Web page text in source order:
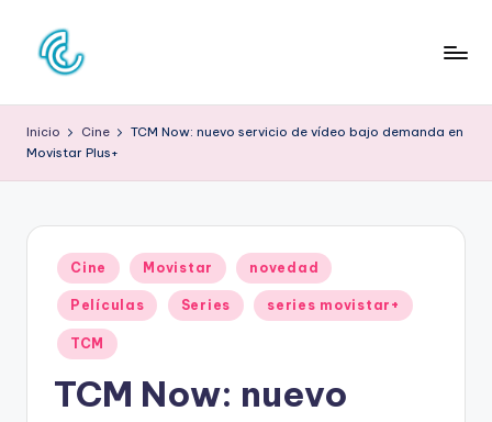
Saltar
O
N
C
de
Inicio Cine
TCM Now: nuevo servicio de vídeo bajo demanda en
Movistar Plus+
Publicado
en
Cine Movistar novedad
Películas Series series movistar+
TCM
TCM Now: nuevo